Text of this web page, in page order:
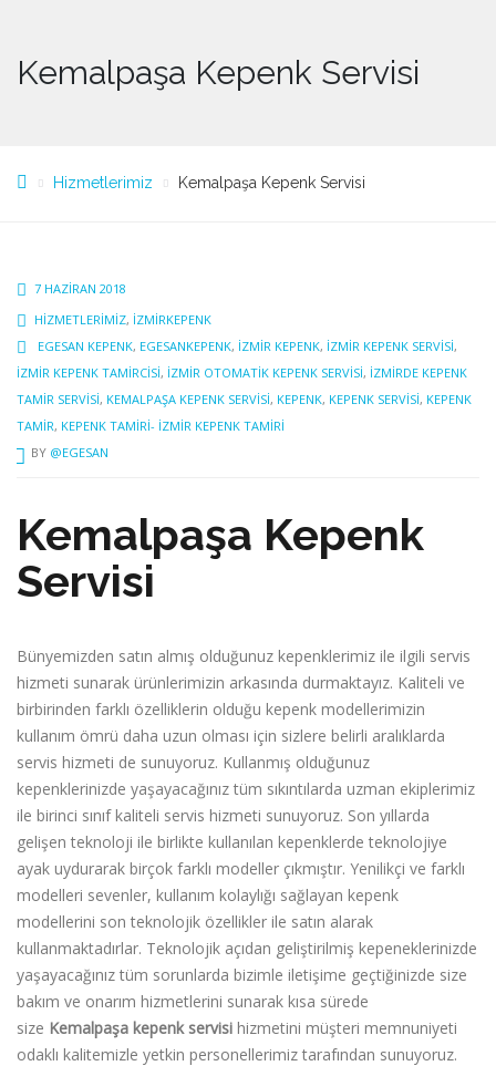
Kemalpaşa Kepenk Servisi
Hizmetlerimiz Kemalpaşa Kepenk Servisi
7 HAZIRAN 2018
HIZMETLERIMIZ, IZMIRKEPENK
EGESAN KEPENK, EGESANKEPENK, İZMIR KEPENK, İZMIR KEPENK SERVISI,
İZMIR KEPENK TAMIRCISI, IZMIR OTOMATIK KEPENK SERVISI, İZMIRDE KEPENK
TAMIR SERVISI, KEMALPAŞA KEPENK SERVISI, KEPENK, KEPENK SERVISI, KEPENK
TAMIR, KEPENK TAMIRI- İZMIR KEPENK TAMIRI
BY @EGESAN
Kemalpaşa Kepenk
Servisi
Bünyemizden satın almış olduğunuz kepenklerimiz ile ilgili servis
hizmeti sunarak ürünlerimizin arkasında durmaktayız. Kaliteli ve
birbirinden farklı özelliklerin olduğu kepenk modellerimizin
kullanım ömrü daha uzun olması için sizlere belirli aralıklarda
servis hizmeti de sunuyoruz. Kullanmış olduğunuz
kepenklerinizde yaşayacağınız tüm sıkıntılarda uzman ekiplerimiz
ile birinci sınıf kaliteli servis hizmeti sunuyoruz. Son yıllarda
gelişen teknoloji ile birlikte kullanılan kepenklerde teknolojiye
ayak uydurarak birçok farklı modeller çıkmıştır. Yenilikçi ve farklı
modelleri sevenler, kullanım kolaylığı sağlayan kepenk
modellerini son teknolojik özellikler ile satın alarak
kullanmaktadırlar. Teknolojik açıdan geliştirilmiş kepeneklerinizde
yaşayacağınız tüm sorunlarda bizimle iletişime geçtiğinizde size
bakım ve onarım hizmetlerini sunarak kısa sürede
size Kemalpaşa kepenk servisi hizmetini müşteri memnuniyeti
odaklı kalitemizle yetkin personellerimiz tarafından sunuyoruz.